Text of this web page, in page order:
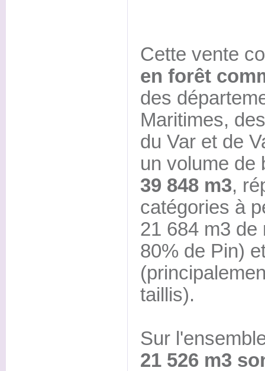
Cette vente
en forêt
des
Maritimes,
du Var et de
un volume de
39 848 m3,
catégories à
21 684 m3 de
80% de Pin)
taillis).
Sur
21 526 m3